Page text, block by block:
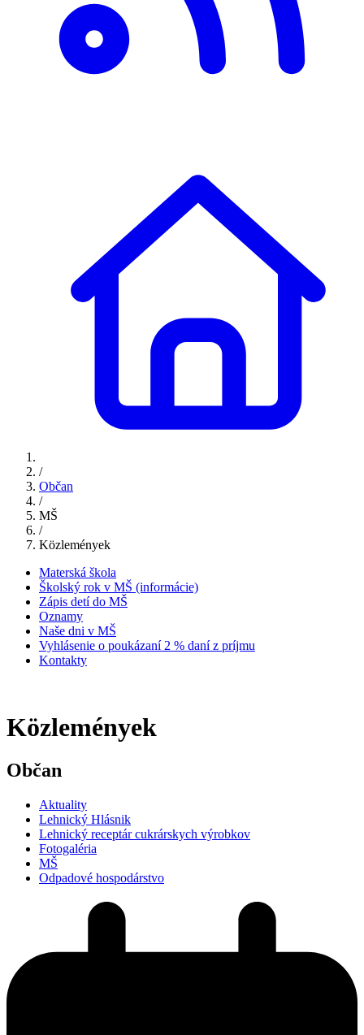
/
Občan
/
MŠ
/
Közlemények
Materská škola
Školský rok v MŠ (informácie)
Zápis detí do MŠ
Oznamy
Naše dni v MŠ
Vyhlásenie o poukázaní 2 % daní z príjmu
Kontakty
Közlemények
Občan
Aktuality
Lehnický Hlásnik
Lehnický receptár cukrárskych výrobkov
Fotogaléria
MŠ
Odpadové hospodárstvo